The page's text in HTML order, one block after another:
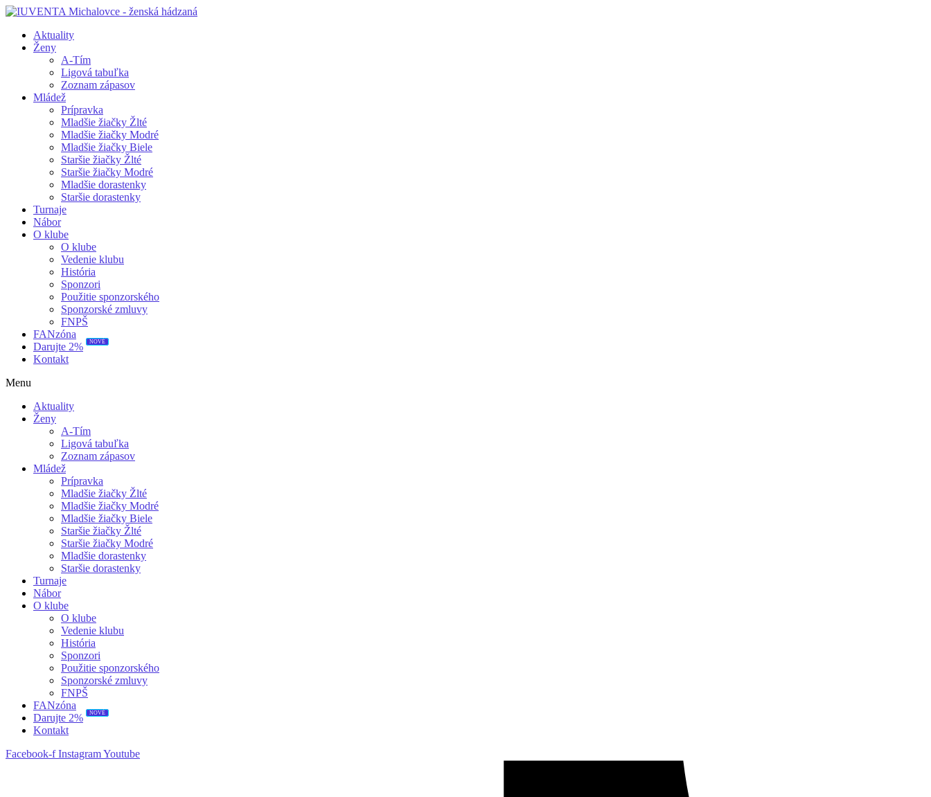
Aktuality
Ženy
A-Tím
Ligová tabuľka
Zoznam zápasov
Mládež
Prípravka
Mladšie žiačky Žlté
Mladšie žiačky Modré
Mladšie žiačky Biele
Staršie žiačky Žlté
Staršie žiačky Modré
Mladšie dorastenky
Staršie dorastenky
Turnaje
Nábor
O klube
O klube
Vedenie klubu
História
Sponzori
Použitie sponzorského
Sponzorské zmluvy
FNPŠ
FANzóna
Darujte 2%
NOVÉ
Kontakt
Menu
Aktuality
Ženy
A-Tím
Ligová tabuľka
Zoznam zápasov
Mládež
Prípravka
Mladšie žiačky Žlté
Mladšie žiačky Modré
Mladšie žiačky Biele
Staršie žiačky Žlté
Staršie žiačky Modré
Mladšie dorastenky
Staršie dorastenky
Turnaje
Nábor
O klube
O klube
Vedenie klubu
História
Sponzori
Použitie sponzorského
Sponzorské zmluvy
FNPŠ
FANzóna
Darujte 2%
NOVÉ
Kontakt
Facebook-f InstagramYoutube